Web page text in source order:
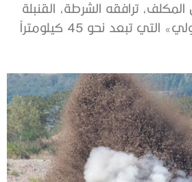
ترافقه الشرطة، القنبلة
إلى محجر في «ميدولي» التي تبعد نحو 45 كيلومتراً